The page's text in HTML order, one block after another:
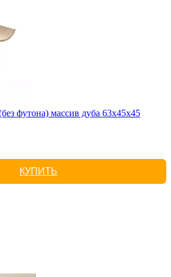
футона) массив дуба 63х45х45
КУПИТЬ